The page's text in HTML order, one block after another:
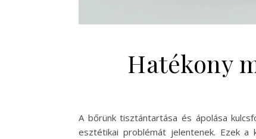
Hatékony
A bőrünk tisztántartása és ápolása
esztétikai problémát jelentenek. Ezek